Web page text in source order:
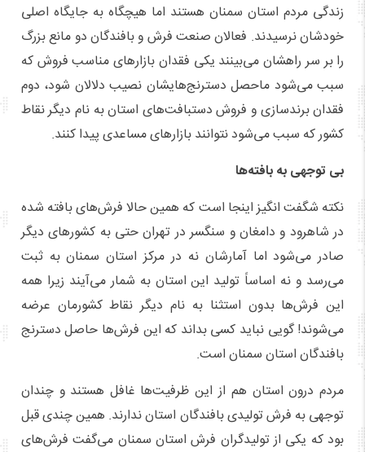
زندگی مردم استان سمنان هستند اما هیچگاه به جایگاه اصلی
خودشان نرسیدند. فعالان صنعت فرش و بافندگان دو مانع بزرگ
را بر سر راهشان می‌بینند یکی فقدان بازارهای مناسب فروش که
سبب می‌شود ماحصل دسترنج‌هایشان نصیب دلالان شود، دوم
فقدان برندسازی و فروش دستبافت‌های استان به نام دیگر نقاط
کشور که سبب می‌شود نتوانند بازارهای مساعدی پیدا کنند.
بی توجهی به بافته‌ها
نکته شگفت انگیز اینجا است که همین حالا فرش‌های بافته شده
در شاهرود و دامغان و سنگسر در تهران حتی به کشورهای دیگر
صادر می‌شود اما آمارشان نه در مرکز استان سمنان به ثبت
می‌رسد و نه اساساً تولید این استان به شمار می‌آیند زیرا همه
این فرش‌ها بدون استثنا به نام دیگر نقاط کشورمان عرضه
می‌شوند! گویی نباید کسی بداند که این فرش‌ها حاصل دسترنج
بافندگان استان سمنان است.
مردم درون استان هم از این ظرفیت‌ها غافل هستند و چندان
توجهی به فرش تولیدی بافندگان استان ندارند. همین چندی قبل
بود که یکی از تولیدگران فرش استان سمنان می‌گفت فرش‌های